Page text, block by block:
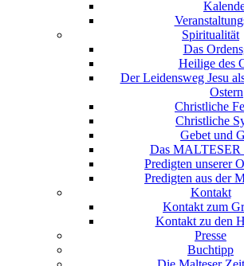
Spiritualität
Das
Heilige des
Der Leidensweg Jesu
Ostern
Christliche
Christliche
Gebet und
Das MALTESER
Predigten unserer
Predigten aus der
Kontakt
Kontakt zum
Kontakt zu den
Presse
Buchtipp